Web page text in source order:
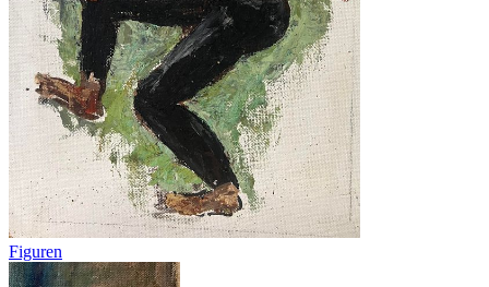
Figuren